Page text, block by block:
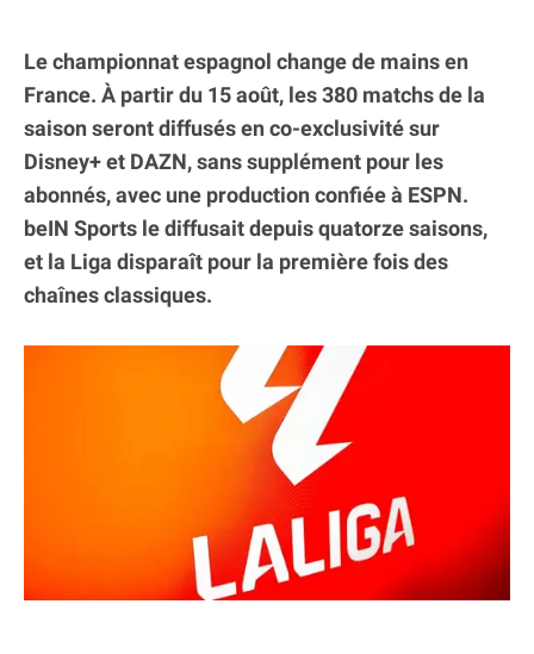
Le championnat espagnol change de mains en
France. À partir du 15 août, les 380 matchs de la
saison seront diffusés en co-exclusivité sur
Disney+ et DAZN, sans supplément pour les
abonnés, avec une production confiée à ESPN.
beIN Sports le diffusait depuis quatorze saisons,
et la Liga disparaît pour la première fois des
chaînes classiques.